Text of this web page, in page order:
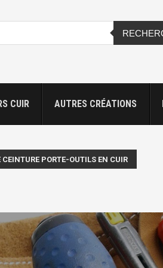
CUIR AUTRES CRÉATIONS
PORTE-OUTILS EN CUIR